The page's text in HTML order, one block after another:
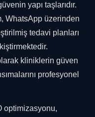
yapı taşlarıdır.
WhatsApp üzerinden
tedavi planları
kliniklerin güven
profesyonel
optimizasyonu,